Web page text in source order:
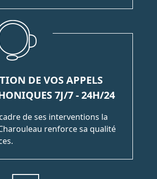
DE VOS APPELS
7J/7 - 24H/24
de ses interventions la
renforce sa qualité